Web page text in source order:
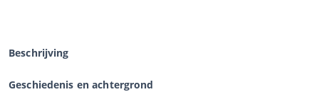
Beschrijving
Geschiedenis en achtergrond